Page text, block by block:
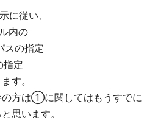
に従い、
内の
の指定
定
す。
の方は①に関してはもうすでに
思います。